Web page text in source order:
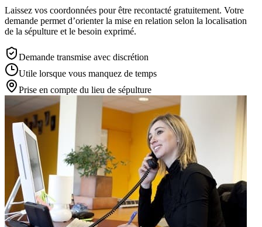
Laissez vos coordonnées pour être recontacté gratuitement. Votre
demande permet d’orienter la mise en relation selon la localisation
de la sépulture et le besoin exprimé.
Demande transmise avec discrétion
Utile lorsque vous manquez de temps
Prise en compte du lieu de sépulture